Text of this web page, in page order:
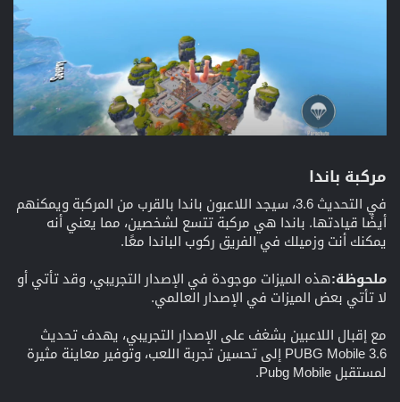
مركبة باندا​
في التحديث 3.6، سيجد اللاعبون باندا بالقرب من المركبة ويمكنهم
أيضًا قيادتها. باندا هي مركبة تتسع لشخصين، مما يعني أنه
يمكنك أنت وزميلك في الفريق ركوب الباندا معًا.
ملحوظة:هذه الميزات موجودة في الإصدار التجريبي، وقد تأتي أو
لا تأتي بعض الميزات في الإصدار العالمي.
مع إقبال اللاعبين بشغف على الإصدار التجريبي، يهدف تحديث
PUBG Mobile 3.6 إلى تحسين تجربة اللعب، وتوفير معاينة مثيرة
لمستقبل Pubg Mobile.